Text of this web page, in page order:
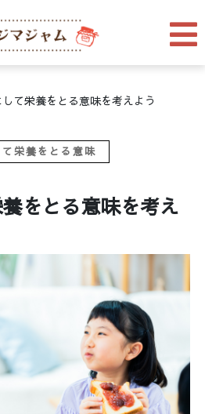
て栄養をとる意味を考えよう
栄養をとる意味
をとる意味を考え